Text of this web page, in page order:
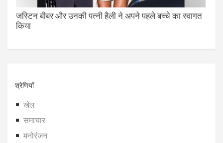
जस्टिन बीबर और उनकी पत्नी हैली ने अपने पहले बच्चे का स्वागत
किया
श्रेणियाँ
खेल
समाचार
मनोरंजन